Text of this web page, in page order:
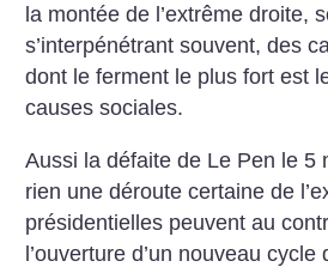
la montée de l’extrême droite,
s’interpénétrant souvent, des
dont le ferment le plus fort est
causes sociales.
Aussi la défaite de Le Pen le 5
rien une déroute certaine de
présidentielles peuvent au
l’ouverture d’un nouveau